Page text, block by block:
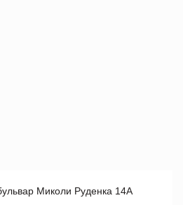
Миколи Руденка 14А